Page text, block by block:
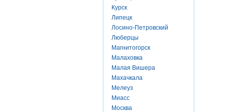
Курск
Липецк
Лосино-Петровский
Люберцы
Магнитогорск
Малаховка
Малая Вишера
Махачкала
Мелеуз
Миасс
Москва